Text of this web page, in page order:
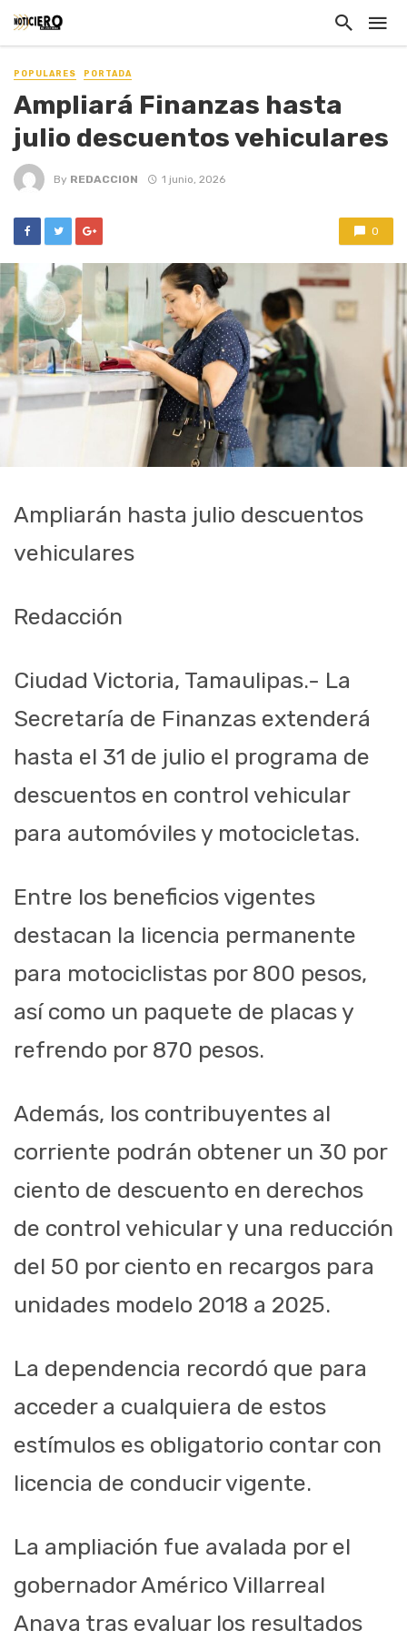
POPULARES PORTADA
Ampliará Finanzas hasta
julio descuentos vehiculares
By REDACCION 1 junio, 2026
0
Ampliarán hasta julio descuentos
vehiculares
Redacción
Ciudad Victoria, Tamaulipas.- La
Secretaría de Finanzas extenderá
hasta el 31 de julio el programa de
descuentos en control vehicular
para automóviles y motocicletas.
Entre los beneficios vigentes
destacan la licencia permanente
para motociclistas por 800 pesos,
así como un paquete de placas y
refrendo por 870 pesos.
Además, los contribuyentes al
corriente podrán obtener un 30 por
ciento de descuento en derechos
de control vehicular y una reducción
del 50 por ciento en recargos para
unidades modelo 2018 a 2025.
La dependencia recordó que para
acceder a cualquiera de estos
estímulos es obligatorio contar con
licencia de conducir vigente.
La ampliación fue avalada por el
gobernador Américo Villarreal
Anaya tras evaluar los resultados